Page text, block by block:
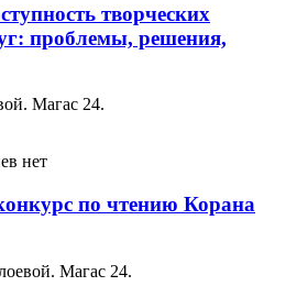
творческих
проблемы, решения,
Магас 24.
нет
по чтению Корана
Магас 24.